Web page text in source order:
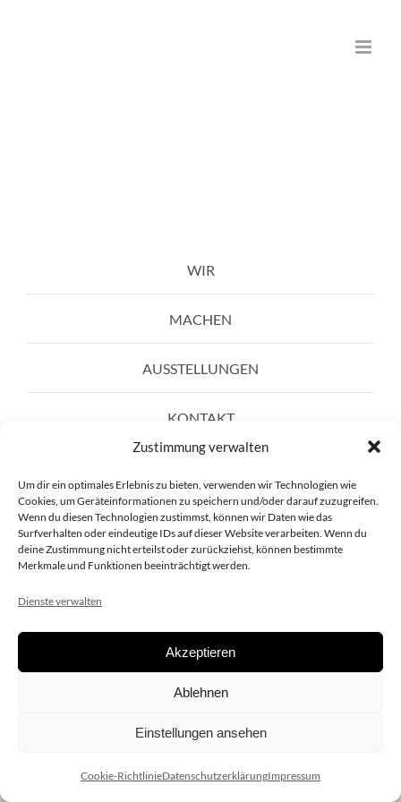
Zustimmung verwalten
Um dir ein optimales Erlebnis zu bieten, verwenden wir Technologien wie
Cookies, um Geräteinformationen zu speichern und/oder darauf zuzugreifen.
Wenn du diesen Technologien zustimmst, können wir Daten wie das
Surfverhalten oder eindeutige IDs auf dieser Website verarbeiten. Wenn du
deine Zustimmung nicht erteilst oder zurückziehst, können bestimmte
Merkmale und Funktionen beeinträchtigt werden.
Dienste verwalten
Akzeptieren
Ablehnen
Einstellungen ansehen
Cookie-RichtlinieDatenschutzerklärungImpressum
WIR
MACHEN
AUSSTELLUNGEN
KONTAKT
Copyright 2020 dieSCHAUsteller.at |Datenschützerklärung|
| Design:www.ARGEntur.at